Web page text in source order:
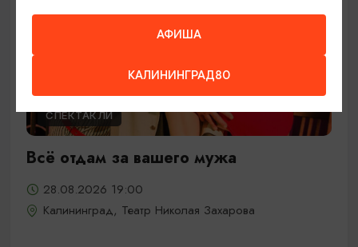
СПЕКТАКЛИ
Всё отдам за вашего мужа
28.08.2026 19:00
Калининград, Театр Николая Захарова
АФИША
КАЛИНИНГРАД80